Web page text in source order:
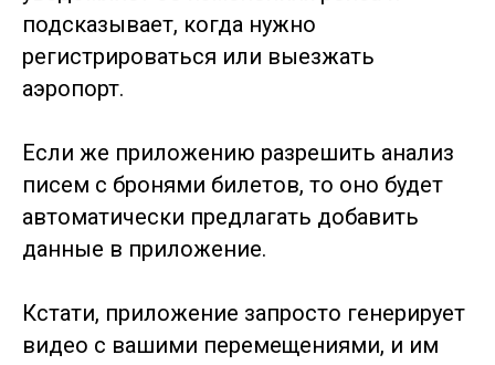
подсказывает, когда нужно
регистрироваться или выезжать
аэропорт.
Если же приложению разрешить анализ
писем с бронями билетов, то оно будет
автоматически предлагать добавить
данные в приложение.
Кстати, приложение запросто генерирует
видео с вашими перемещениями, и им